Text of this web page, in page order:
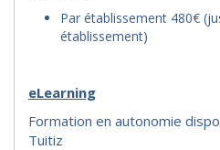
Par établissement 480€
établissement)
eLearning
Formation en autonomie
Tuitiz